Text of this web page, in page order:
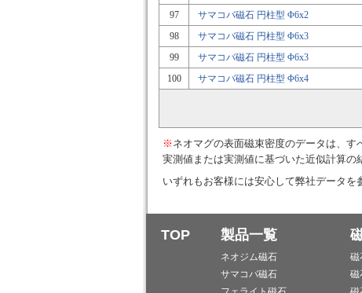
97
サマコバ磁石 円柱型 Φ6x2
98
サマコバ磁石 円柱型 Φ6x3
99
サマコバ磁石 円柱型 Φ6x3
100
サマコバ磁石 円柱型 Φ6x4
※ ネオマグの表面磁束密度のデータは、
実測値または実測値に基づいた近似計算の
いずれもお客様には安心して弊社データを
TOP 製品一覧
ネオジム磁石
サマコバ磁石
磁
磁